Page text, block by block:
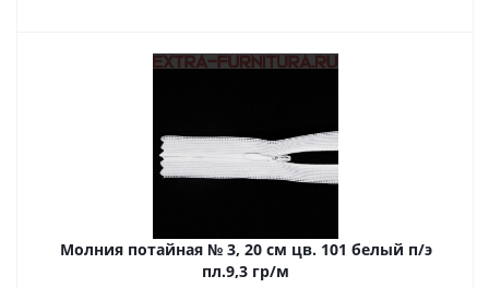
Молния потайная № 3, 20 см цв. 101 белый п/э
пл.9,3 гр/м